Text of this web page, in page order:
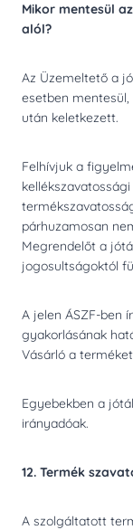
Mikor mentesül
alól?
Az Üzemeltető a
esetben
után keletkezett.
Felhívjuk a
párhuzamosan
Megrendelőt a
jogosultságoktól
A jelen ÁSZF-ben
gyakorlásának
Vásárló a
Egyebekben a
irányadóak.
12. Termék
A szolgáltatott